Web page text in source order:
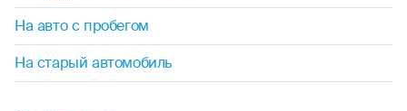
На авто с пробегом
На старый автомобиль